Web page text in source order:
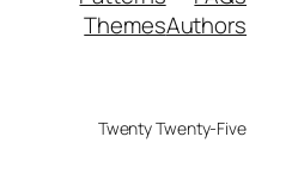
Authors
Themes
Twenty Twenty-Five